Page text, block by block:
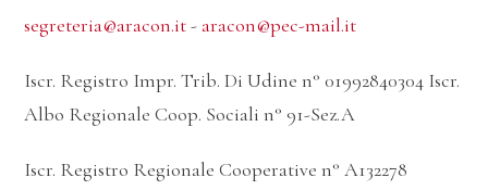
segreteria@aracon.it- aracon@pec-mail.it
Iscr. Registro Impr. Trib. Di Udine n° 01992840304 Iscr.
Albo Regionale Coop. Sociali n° 91-Sez.A
Iscr. Registro Regionale Cooperative n° A132278